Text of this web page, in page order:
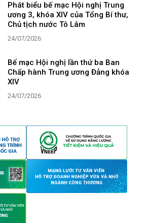
Phát biểu bế mạc Hội nghị Trung
ương 3, khóa XIV của Tổng Bí thư,
Chủ tịch nước Tô Lâm
24/07/2026
Bế mạc Hội nghị lần thứ ba Ban
Chấp hành Trung ương Đảng khóa
XIV
24/07/2026